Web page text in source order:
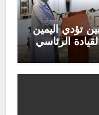
تؤدي اليمين
الرئاسي